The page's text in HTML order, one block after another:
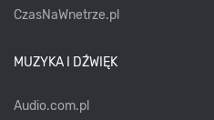
CzasNaWnetrze.pl
MUZYKA I DŹWIĘK
Audio.com.pl